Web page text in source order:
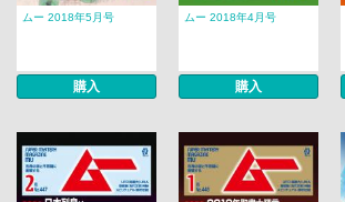
ムー 2018年5月号
購入
ムー 2018年4月号
購入